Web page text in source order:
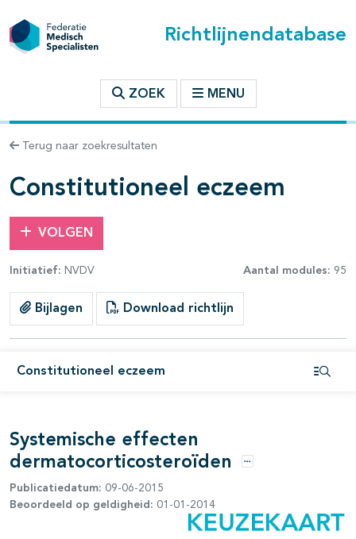
Richtlijnendatabase
ZOEK MENU
Terug naar zoekresultaten
Constitutioneel eczeem
VOLGEN
Initiatief: NVDV Aantal modules: 95
Bijlagen Download richtlijn
Constitutioneel eczeem
binnen deze richtlijn
open- en dichtklappen
open- en dichtklappen
Systemische effecten
dermatocorticosteroïden
Opties
Publicatiedatum: 09-06-2015
Beoordeeld op geldigheid: 01-01-2014